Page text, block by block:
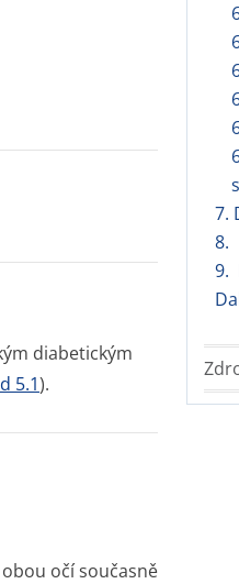
7.
8.
9.
diabetickým
5.1).
očí současně